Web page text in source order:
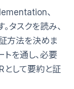
、
タスクを読み、
方法を決めま
トを通し、必要
として要約と証